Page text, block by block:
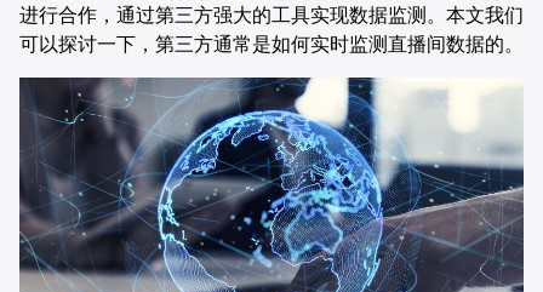
技术与安全
应用场景
技术与安全
制造
零售
文化传媒
餐饮
电商
职能
人事行政
财务
方案
AI舆情管理解决方案
AI直播获客解决方案
公司
关于我们
新闻资讯
合作伙伴
进行合作，通过第三方强大的工具实现数据监测。本文我们
可以探讨一下，第三方通常是如何实时监测直播间数据的。